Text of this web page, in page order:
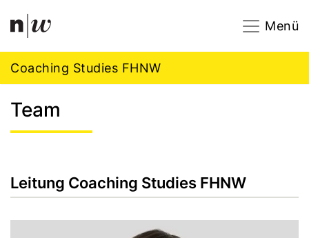
Navigation
Menü
Coaching Studies FHNW
Team
Leitung Coaching Studies FHNW
Footer